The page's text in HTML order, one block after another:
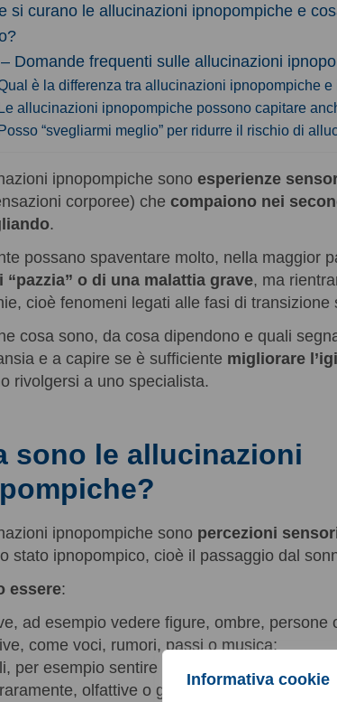
Informativa cookie
si curano le allucinazioni ipnopompiche e
Domande frequenti sulle allucinazioni
è la differenza tra allucinazioni ipnopompiche
allucinazioni ipnopompiche possono capitare
“svegliarmi meglio” per ridurre il rischio di
ipnopompiche sono esperienze
corporee) che compaiono nei
.
possano spaventare molto, nella maggior
“pazzia” o di una malattia grave, ma
cioè fenomeni legati alle fasi di transizione
cosa sono, da cosa dipendono e quali
e a capire se è sufficiente migliorare
rivolgersi a uno specialista.
sono le allucinazioni
ipnopompiche sono percezioni
stato ipnopompico, cioè il passaggio dal
essere:
ad esempio vedere figure, ombre, persone
come voci, rumori, passi o musica;
per esempio sentire una presenza sul letto o
olfattive o gustative.